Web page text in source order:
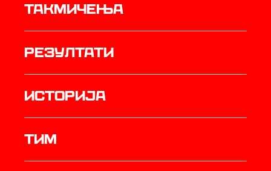
Такмичења
резултати
историја
ТИМ